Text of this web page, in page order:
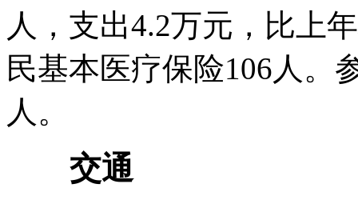
人，支出4.2万元，比上
民基本医疗保险106人。
人。
交通